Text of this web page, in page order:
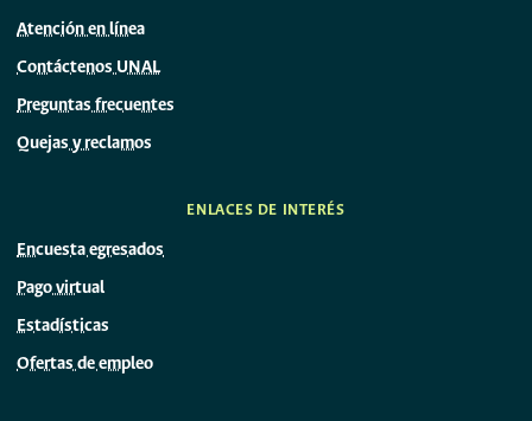
Atención en línea
Contáctenos UNAL
Preguntas frecuentes
Quejas y reclamos
ENLACES DE INTERÉS
Encuesta egresados
Pago virtual
Estadísticas
Ofertas de empleo